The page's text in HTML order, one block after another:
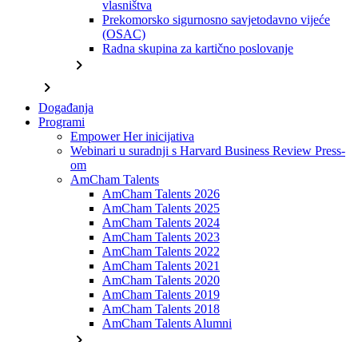
vlasništva
Prekomorsko sigurnosno savjetodavno vijeće
(OSAC)
Radna skupina za kartično poslovanje
chevron_right
chevron_right
Događanja
Programi
Empower Her inicijativa
Webinari u suradnji s Harvard Business Review Press-
om
AmCham Talents
AmCham Talents 2026
AmCham Talents 2025
AmCham Talents 2024
AmCham Talents 2023
AmCham Talents 2022
AmCham Talents 2021
AmCham Talents 2020
AmCham Talents 2019
AmCham Talents 2018
AmCham Talents Alumni